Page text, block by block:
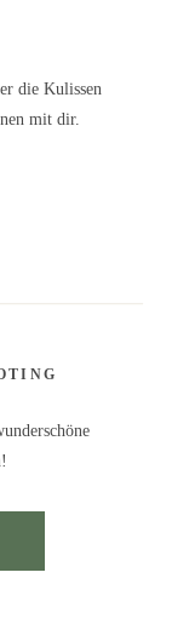
die Kulissen
mit dir.